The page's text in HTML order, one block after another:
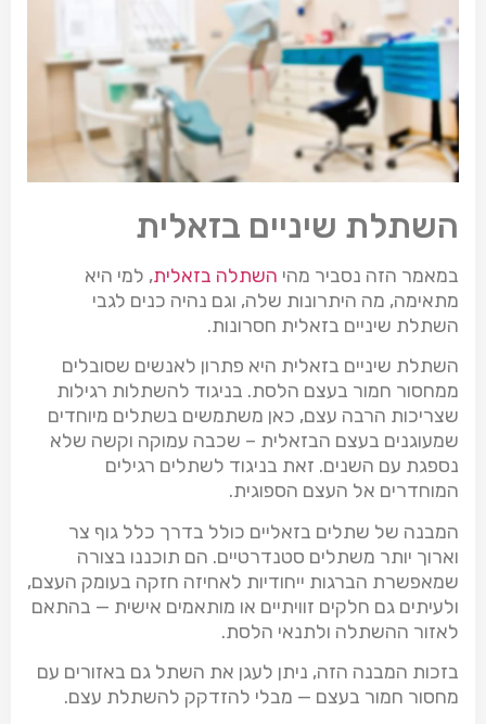
השתלת שיניים בזאלית
במאמר הזה נסביר מהיהשתלה בזאלית, למי היא
מתאימה, מה היתרונות שלה, וגם נהיה כנים לגבי
השתלת שיניים בזאלית חסרונות.
השתלת שיניים בזאלית היא פתרון לאנשים שסובלים
ממחסור חמור בעצם הלסת. בניגוד להשתלות רגילות
שצריכות הרבה עצם, כאן משתמשים בשתלים מיוחדים
שמעוגנים בעצם הבזאלית – שכבה עמוקה וקשה שלא
נספגת עם השנים. זאת בניגוד לשתלים רגילים
המוחדרים אל העצם הספוגית.
המבנה של שתלים בזאליים כולל בדרך כלל גוף צר
וארוך יותר משתלים סטנדרטיים. הם תוכננו בצורה
שמאפשרת הברגות ייחודיות לאחיזה חזקה בעומק העצם,
ולעיתים גם חלקים זוויתיים או מותאמים אישית — בהתאם
לאזור ההשתלה ולתנאי הלסת.
בזכות המבנה הזה, ניתן לעגן את השתל גם באזורים עם
מחסור חמור בעצם — מבלי להזדקק להשתלת עצם.